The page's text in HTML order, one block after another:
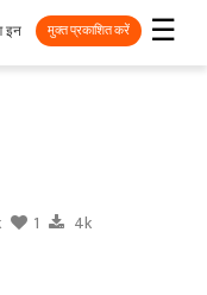
☰
इन मुक्त प्रकाशित करें
1 4k